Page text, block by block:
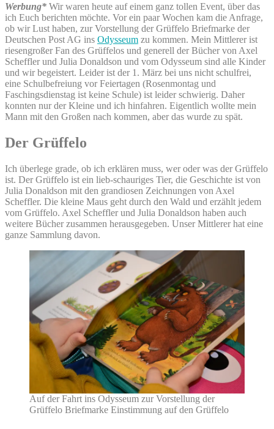
Werbung* Wir waren heute auf einem ganz tollen Event, über das
ich Euch berichten möchte. Vor ein paar Wochen kam die Anfrage,
ob wir Lust haben, zur Vorstellung der Grüffelo Briefmarke der
Deutschen Post AG ins Odysseum zu kommen. Mein Mittlerer ist
riesengroßer Fan des Grüffelos und generell der Bücher von Axel
Scheffler und Julia Donaldson und vom Odysseum sind alle Kinder
und wir begeistert. Leider ist der 1. März bei uns nicht schulfrei,
eine Schulbefreiung vor Feiertagen (Rosenmontag und
Faschingsdienstag ist keine Schule) ist leider schwierig. Daher
konnten nur der Kleine und ich hinfahren. Eigentlich wollte mein
Mann mit den Großen nach kommen, aber das wurde zu spät.
Der Grüffelo
Ich überlege grade, ob ich erklären muss, wer oder was der Grüffelo
ist. Der Grüffelo ist ein lieb-schauriges Tier, die Geschichte ist von
Julia Donaldson mit den grandiosen Zeichnungen von Axel
Scheffler. Die kleine Maus geht durch den Wald und erzählt jedem
vom Grüffelo. Axel Scheffler und Julia Donaldson haben auch
weitere Bücher zusammen herausgegeben. Unser Mittlerer hat eine
ganze Sammlung davon.
Auf der Fahrt ins Odysseum zur Vorstellung der
Grüffelo Briefmarke Einstimmung auf den Grüffelo